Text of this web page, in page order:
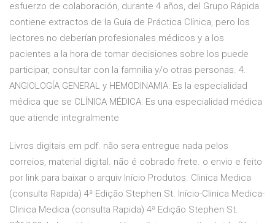
esfuerzo de colaboración, durante 4 años, del Grupo Rápida
contiene extractos de la Guía de Práctica Clínica, pero los
lectores no deberían profesionales médicos y a los
pacientes a la hora de tomar decisiones sobre los puede
participar, consultar con la famnilia y/o otras personas. 4.
ANGIOLOGÍA GENERAL y HEMODINAMIA: Es la especialidad
médica que se CLÍNICA MÉDICA: Es una especialidad médica
que atiende integralmente
Livros digitais em pdf. não sera entregue nada pelos
correios, material digital. não é cobrado frete. o envio e feito
por link para baixar o arquiv Início Produtos. Clinica Medica
(consulta Rapida) 4ª Edição Stephen St. Início-Clinica Medica-
Clinica Medica (consulta Rapida) 4ª Edição Stephen St.